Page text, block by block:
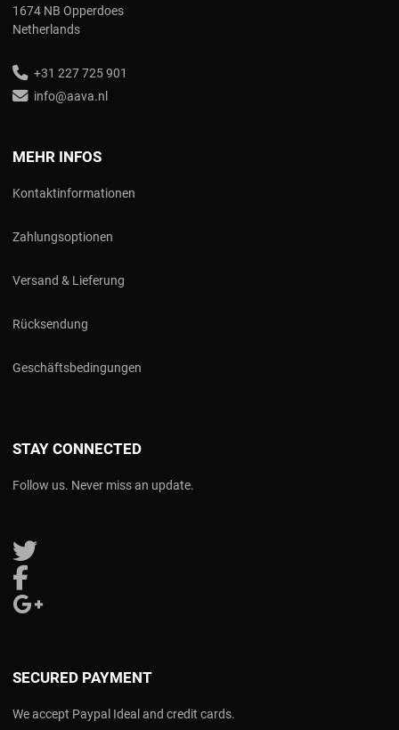
1674 NB Opperdoes
Netherlands
+31 227 725 901
info@aava.nl
MEHR INFOS
Kontaktinformationen
Zahlungsoptionen
Versand & Lieferung
Rücksendung
Geschäftsbedingungen
STAY CONNECTED
Follow us. Never miss an update.
Follow us on Twitter
SECURED PAYMENT
We accept Paypal Ideal and credit cards.